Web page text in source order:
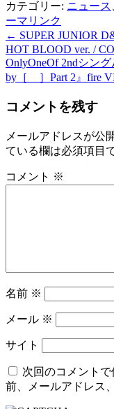
カテゴリー: ニュース
ーマリンク
投
稿
ナ
ビ
ゲ
ー
シ
← SUPER JUNIOR
HOT BLOOD ver. /
OnlyOneOf 2ndシン
by［ ］Part 2』fire
コメントを残す
メールアドレスが公
ている欄は必須項目
コメント ※
名前 ※
メール ※
サイト
次回のコメント
前、メールアドレス